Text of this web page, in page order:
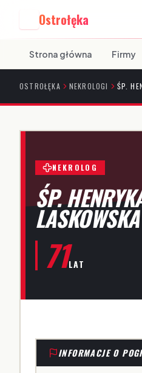
Ostrołęka
Strona główna Firmy
OSTROŁĘKA NEKROLOGI ŚP.
NEKROLOG
ŚP.
LASKOWSKA
71LAT
INFORMACJE O